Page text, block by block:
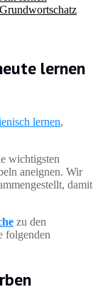
lernen
lernen,
wichtigsten
aneignen. Wir
damit
zu den
folgenden